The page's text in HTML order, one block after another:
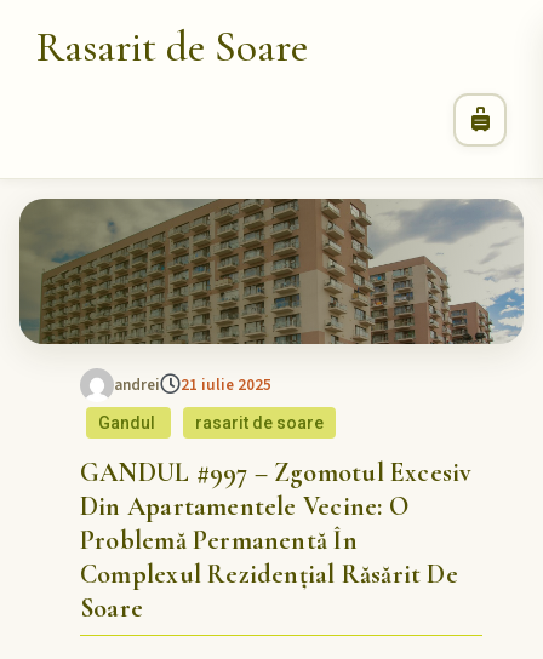
Rasarit de Soare
andrei 21 iulie 2025
Gandul rasarit de soare
GANDUL #997 – Zgomotul Excesiv
Din Apartamentele Vecine: O
Problemă Permanentă În
Complexul Rezidențial Răsărit De
Soare